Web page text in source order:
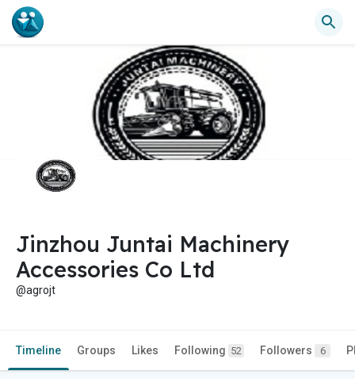
Jinzhou Juntai Machinery
Accessories Co Ltd
@agrojt
Timeline Groups Likes Following 52 Followers 6